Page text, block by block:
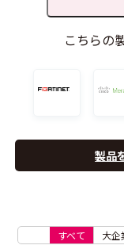
こちらの
製品
すべて 大企